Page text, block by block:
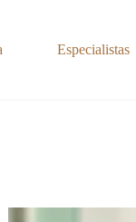
Especialistas